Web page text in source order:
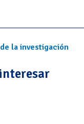
la investigación